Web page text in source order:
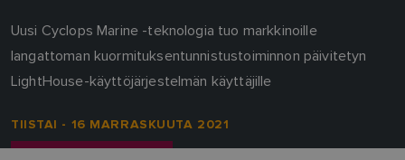
Uusi Cyclops Marine -teknologia tuo markkinoille
langattoman kuormituksentunnistustoiminnon päivitetyn
LightHouse-käyttöjärjestelmän käyttäjille
TIISTAI - 16 MARRASKUUTA 2021